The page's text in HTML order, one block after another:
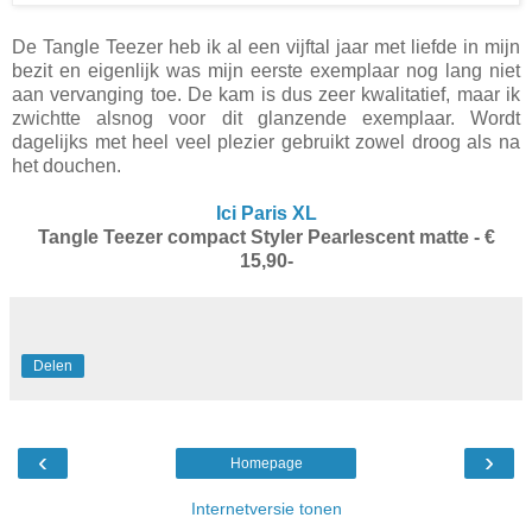
De Tangle Teezer heb ik al een vijftal jaar met liefde in mijn
bezit en eigenlijk was mijn eerste exemplaar nog lang niet
aan vervanging toe. De kam is dus zeer kwalitatief, maar ik
zwichtte alsnog voor dit glanzende exemplaar. Wordt
dagelijks met heel veel plezier gebruikt zowel droog als na
het douchen.
Ici Paris XL
Tangle Teezer compact Styler Pearlescent matte - €
15,90-
Delen
‹ ›
Homepage
Internetversie tonen